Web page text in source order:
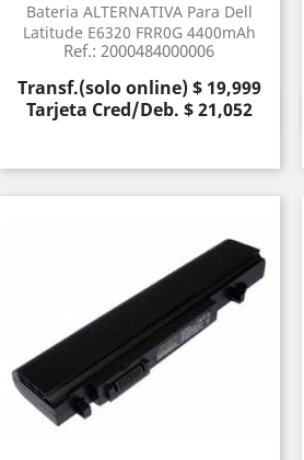
Bateria ALTERNATIVA Para Dell
Latitude E6320 FRR0G 4400mAh
Ref.: 2000484000006
Precio
Transf.(solo online) $ 19,999
Tarjeta Cred/Deb. $ 21,052
Vista rápida